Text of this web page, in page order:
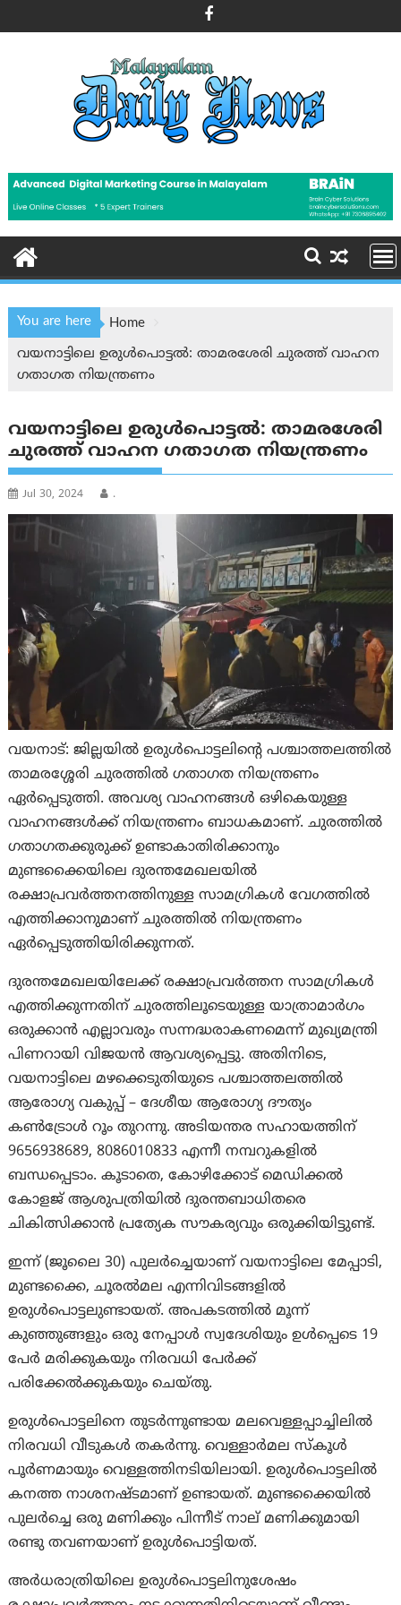
to
You are here
Home
വയനാട്ടിലെ ഉരുൾപൊട്ടൽ: താമരശേരി ചുരത്ത് വാഹന
ഗതാഗത നിയന്ത്രണം
വയനാട്ടിലെ ഉരുൾപൊട്ടൽ: താമരശേരി
ചുരത്ത് വാഹന ഗതാഗത നിയന്ത്രണം
Jul 30, 2024 .
വയനാട്: ജില്ലയിൽ ഉരുൾപൊട്ടലിൻ്റെ പശ്ചാത്തലത്തിൽ
താമരശ്ശേരി ചുരത്തിൽ ഗതാഗത നിയന്ത്രണം
ഏർപ്പെടുത്തി. അവശ്യ വാഹനങ്ങൾ ഒഴികെയുള്ള
വാഹനങ്ങൾക്ക് നിയന്ത്രണം ബാധകമാണ്. ചുരത്തിൽ
ഗതാഗതക്കുരുക്ക് ഉണ്ടാകാതിരിക്കാനും
മുണ്ടക്കൈയിലെ ദുരന്തമേഖലയിൽ
രക്ഷാപ്രവർത്തനത്തിനുള്ള സാമഗ്രികൾ വേഗത്തിൽ
എത്തിക്കാനുമാണ് ചുരത്തിൽ നിയന്ത്രണം
ഏർപ്പെടുത്തിയിരിക്കുന്നത്.
ദുരന്തമേഖലയിലേക്ക് രക്ഷാപ്രവർത്തന സാമഗ്രികൾ
എത്തിക്കുന്നതിന് ചുരത്തിലൂടെയുള്ള യാത്രാമാർഗം
ഒരുക്കാൻ എല്ലാവരും സന്നദ്ധരാകണമെന്ന് മുഖ്യമന്ത്രി
പിണറായി വിജയൻ ആവശ്യപ്പെട്ടു. അതിനിടെ,
വയനാട്ടിലെ മഴക്കെടുതിയുടെ പശ്ചാത്തലത്തിൽ
ആരോഗ്യ വകുപ്പ് – ദേശീയ ആരോഗ്യ ദൗത്യം
കൺട്രോൾ റൂം തുറന്നു. അടിയന്തര സഹായത്തിന്
9656938689, 8086010833 എന്നീ നമ്പറുകളിൽ
ബന്ധപ്പെടാം. കൂടാതെ, കോഴിക്കോട് മെഡിക്കൽ
കോളജ് ആശുപത്രിയിൽ ദുരന്തബാധിതരെ
ചികിത്സിക്കാൻ പ്രത്യേക സൗകര്യവും ഒരുക്കിയിട്ടുണ്ട്.
ഇന്ന് (ജൂലൈ 30) പുലര്‍ച്ചെയാണ് വയനാട്ടിലെ മേപ്പാടി,
മുണ്ടക്കൈ, ചൂരല്‍മല എന്നിവിടങ്ങളില്‍
ഉരുള്‍പൊട്ടലുണ്ടായത്. അപകടത്തിൽ മൂന്ന്
കുഞ്ഞുങ്ങളും ഒരു നേപ്പാൾ സ്വദേശിയും ഉള്‍പ്പെടെ 19
പേര്‍ മരിക്കുകയും നിരവധി പേര്‍ക്ക്
പരിക്കേല്‍ക്കുകയും ചെയ്‌തു.
ഉരുള്‍പൊട്ടലിനെ തുടര്‍ന്നുണ്ടായ മലവെള്ളപ്പാച്ചിലിൽ
നിരവധി വീടുകള്‍ തകര്‍ന്നു. വെള്ളാര്‍മല സ്‌കൂള്‍
പൂര്‍ണമായും വെള്ളത്തിനടിയിലായി. ഉരുള്‍പൊട്ടലില്‍
കനത്ത നാശനഷ്‌ടമാണ് ഉണ്ടായത്. മുണ്ടക്കൈയിൽ
പുലര്‍ച്ചെ ഒരു മണിക്കും പിന്നീട് നാല് മണിക്കുമായി
രണ്ടു തവണയാണ് ഉരുള്‍പൊട്ടിയത്.
അര്‍ധരാത്രിയിലെ ഉരുള്‍പൊട്ടലിനുശേഷം